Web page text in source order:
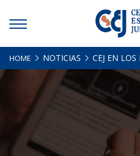
HOME NOTICIAS CEJ EN